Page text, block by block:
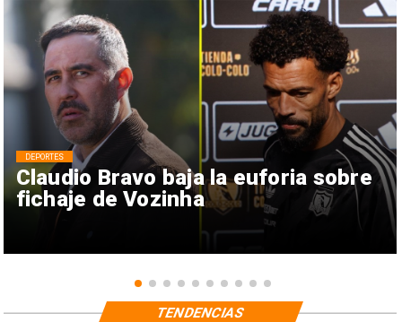
Claudio Bravo baja la euforia sobre
fichaje de Vozinha
DEPORTES
TENDENCIAS